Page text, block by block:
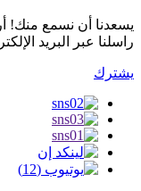
يسعدنا أن نسمع منك!
راسلنا عبر البريد
يشترك